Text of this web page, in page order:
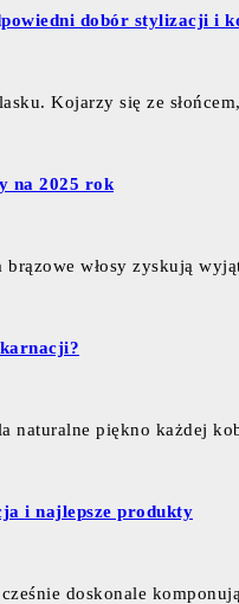
dobór stylizacji i
Kojarzy się ze
na 2025 rok
włosy zyskują
naturalne piękno każdej
i najlepsze produkty
doskonale